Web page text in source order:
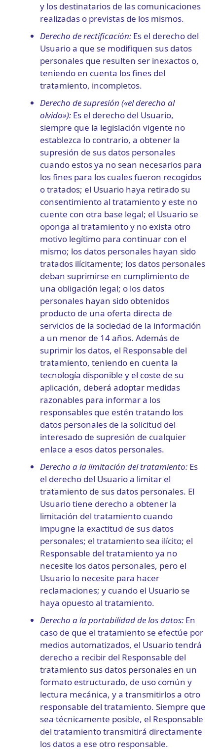
y los destinatarios de las comunicaciones
realizadas o previstas de los mismos.
Derecho de rectificación: Es el derecho del
Usuario a que se modifiquen sus datos
personales que resulten ser inexactos o,
teniendo en cuenta los fines del
tratamiento, incompletos.
Derecho de supresión («el derecho al
olvido»): Es el derecho del Usuario,
siempre que la legislación vigente no
establezca lo contrario, a obtener la
supresión de sus datos personales
cuando estos ya no sean necesarios para
los fines para los cuales fueron recogidos
o tratados; el Usuario haya retirado su
consentimiento al tratamiento y este no
cuente con otra base legal; el Usuario se
oponga al tratamiento y no exista otro
motivo legítimo para continuar con el
mismo; los datos personales hayan sido
tratados ilícitamente; los datos personales
deban suprimirse en cumplimiento de
una obligación legal; o los datos
personales hayan sido obtenidos
producto de una oferta directa de
servicios de la sociedad de la información
a un menor de 14 años. Además de
suprimir los datos, el Responsable del
tratamiento, teniendo en cuenta la
tecnología disponible y el coste de su
aplicación, deberá adoptar medidas
razonables para informar a los
responsables que estén tratando los
datos personales de la solicitud del
interesado de supresión de cualquier
enlace a esos datos personales.
Derecho a la limitación del tratamiento: Es
el derecho del Usuario a limitar el
tratamiento de sus datos personales. El
Usuario tiene derecho a obtener la
limitación del tratamiento cuando
impugne la exactitud de sus datos
personales; el tratamiento sea ilícito; el
Responsable del tratamiento ya no
necesite los datos personales, pero el
Usuario lo necesite para hacer
reclamaciones; y cuando el Usuario se
haya opuesto al tratamiento.
Derecho a la portabilidad de los datos: En
caso de que el tratamiento se efectúe por
medios automatizados, el Usuario tendrá
derecho a recibir del Responsable del
tratamiento sus datos personales en un
formato estructurado, de uso común y
lectura mecánica, y a transmitirlos a otro
responsable del tratamiento. Siempre que
sea técnicamente posible, el Responsable
del tratamiento transmitirá directamente
los datos a ese otro responsable.